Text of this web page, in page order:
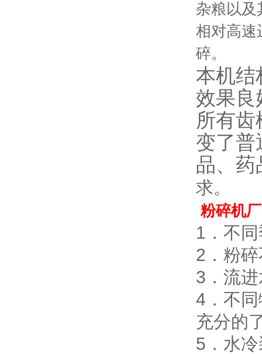
杂粮以及
相对高速
碎。
本机结
效果良
所有齿
变了普
品、药
求。
粉碎机
1．不
2．粉
3．流
4．不
充分的
5．水